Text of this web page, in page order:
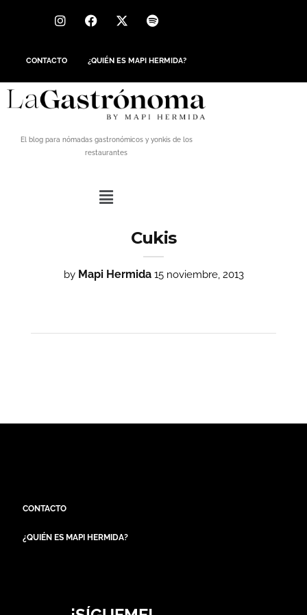
CONTACTO ¿QUIÉN ES MAPI HERMIDA?
El blog para nómadas gastronómicos y yonkis de los
restaurantes
Cukis
by Mapi Hermida 15 noviembre, 2013
CONTACTO
¿QUIÉN ES MAPI HERMIDA?